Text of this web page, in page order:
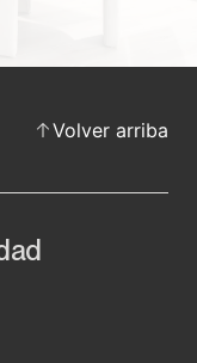
Volver arriba